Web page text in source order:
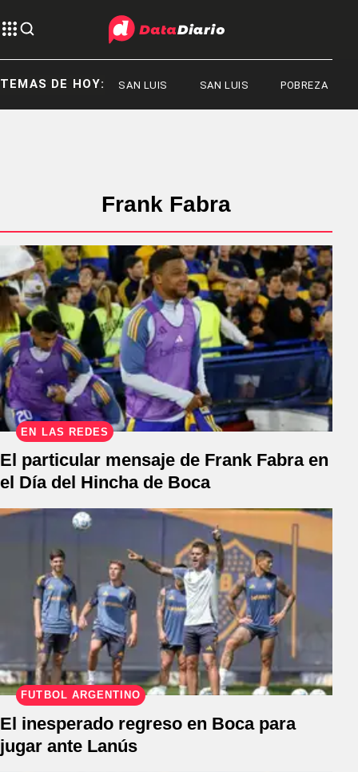
TEMAS DE HOY:SAN LUIS SAN LUIS POBREZA
Frank Fabra
EN LAS REDES
El particular mensaje de Frank Fabra en
el Día del Hincha de Boca
FÚTBOL ARGENTINO
El inesperado regreso en Boca para
jugar ante Lanús